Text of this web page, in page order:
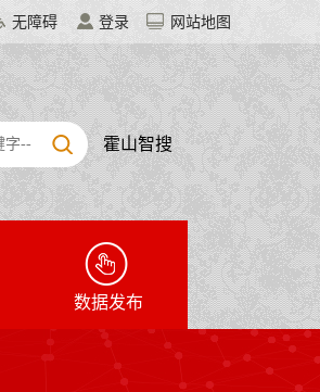
无障碍 登录 网站地图
霍山智搜
数据发布